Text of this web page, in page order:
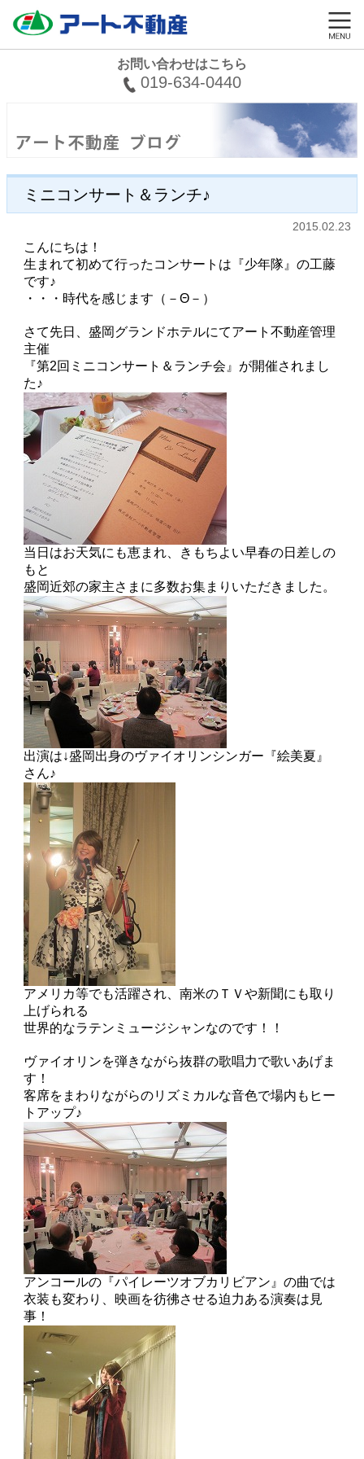
お問い合わせはこちら
019-634-0440
ミニコンサート＆ランチ♪
2015.02.23
こんにちは！
生まれて初めて行ったコンサートは『少年隊』の工藤
です♪
・・・時代を感じます（－Θ－）
さて先日、盛岡グランドホテルにてアート不動産管理
主催
『第2回ミニコンサート＆ランチ会』が開催されまし
た♪
当日はお天気にも恵まれ、きもちよい早春の日差しの
もと
盛岡近郊の家主さまに多数お集まりいただきました。
出演は↓盛岡出身のヴァイオリンシンガー『絵美夏』
さん♪
アメリカ等でも活躍され、南米のＴＶや新聞にも取り
上げられる
世界的なラテンミュージシャンなのです！！
ヴァイオリンを弾きながら抜群の歌唱力で歌いあげま
す！
客席をまわりながらのリズミカルな音色で場内もヒー
トアップ♪
アンコールの『パイレーツオブカリビアン』の曲では
衣装も変わり、映画を彷彿させる迫力ある演奏は見
事！